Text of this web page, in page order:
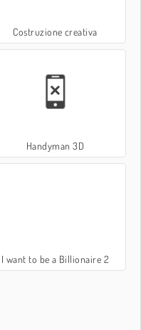
Costruzione creativa
Handyman 3D
I want to be a Billionaire 2